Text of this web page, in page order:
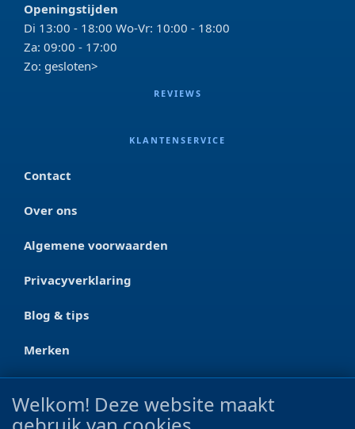
Openingstijden
Di 13:00 - 18:00 Wo-Vr: 10:00 - 18:00
Za: 09:00 - 17:00
Zo: gesloten>
REVIEWS
KLANTENSERVICE
Contact
Over ons
Algemene voorwaarden
Privacyverklaring
Blog & tips
Merken
CONTACT
Ootmarsumseweg 125a
Welkom! Deze website maakt